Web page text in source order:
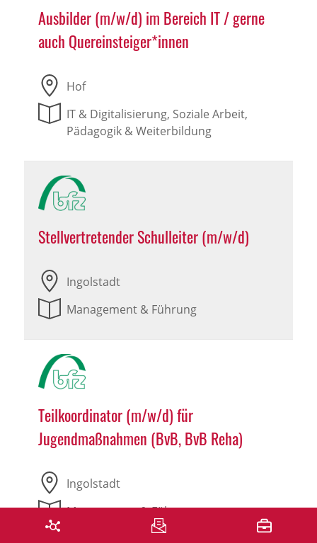
Ausbilder (m/w/d) im Bereich IT / gerne
auch Quereinsteiger*innen
Hof
IT & Digitalisierung, Soziale Arbeit,
Pädagogik & Weiterbildung
Stellvertretender Schulleiter (m/w/d)
Ingolstadt
Management & Führung
Teilkoordinator (m/w/d) für
Jugendmaßnahmen (BvB, BvB Reha)
Ingolstadt
Management & Führung